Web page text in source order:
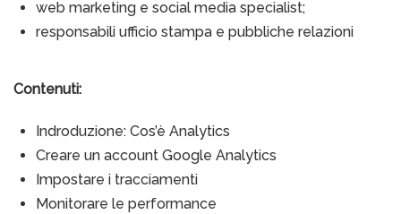
web marketing e social media specialist;
responsabili ufficio stampa e pubbliche relazioni
Contenuti:
Indroduzione: Cos’è Analytics
Creare un account Google Analytics
Impostare i tracciamenti
Monitorare le performance